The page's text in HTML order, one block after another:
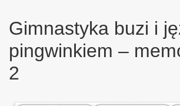
Gimnastyka buzi i
pingwinkiem –
2